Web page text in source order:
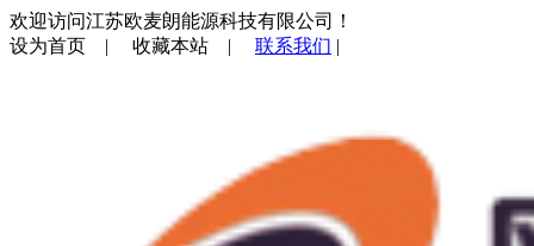
欢迎访问江苏欧麦朗能源科技有限公司！
设为首页 | 收藏本站 | 联系我们 |